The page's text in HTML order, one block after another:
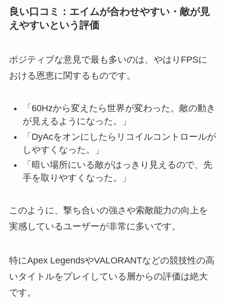
良い口コミ：エイムが合わせやすい・敵が見
えやすいという評価
ポジティブな意見で最も多いのは、やはりFPSに
おける恩恵に関するものです。
「60Hzから変えたら世界が変わった。敵の動き
が見えるようになった。」
「DyAcをオンにしたらリコイルコントロールが
しやすくなった。」
「暗い場所にいる敵がはっきり見えるので、先
手を取りやすくなった。」
このように、撃ち合いの強さや索敵能力の向上を
実感しているユーザーが非常に多いです。
特にApex LegendsやVALORANTなどの競技性の高
いタイトルをプレイしている層からの評価は絶大
です。